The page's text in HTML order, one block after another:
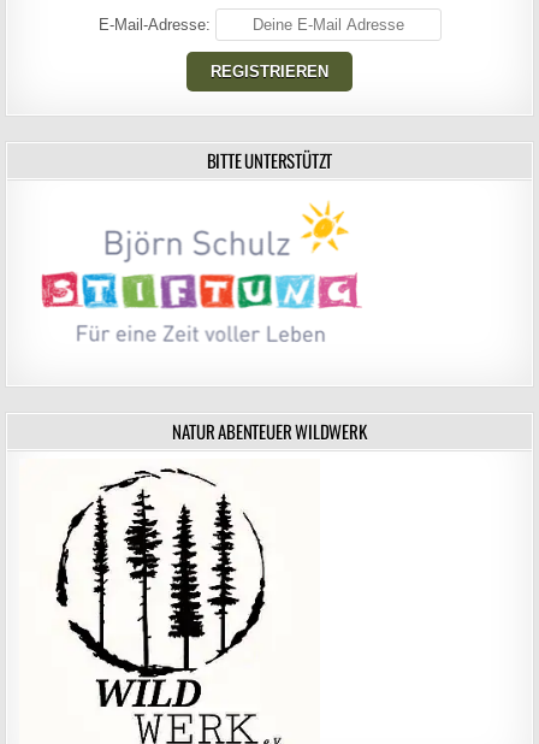
E-Mail-Adresse:
BITTE UNTERSTÜTZT
NATUR ABENTEUER WILDWERK